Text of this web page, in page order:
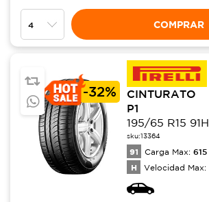
COMPRAR
-32%
CINTURATO
P1
195/65 R15 91H
sku:13364
91 Carga Max: 615
H Velocidad Max: